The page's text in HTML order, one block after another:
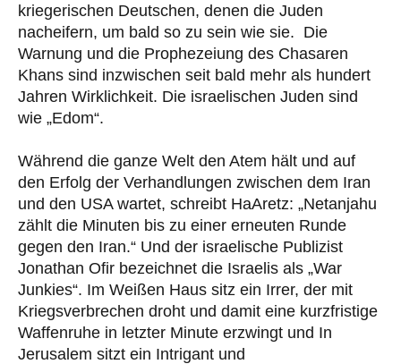
kriegerischen Deutschen, denen die Juden
nacheifern, um bald so zu sein wie sie. Die
Warnung und die Prophezeiung des Chasaren
Khans sind inzwischen seit bald mehr als hundert
Jahren Wirklichkeit. Die israelischen Juden sind
wie „Edom“.
Während die ganze Welt den Atem hält und auf
den Erfolg der Verhandlungen zwischen dem Iran
und den USA wartet, schreibt HaAretz: „Netanjahu
zählt die Minuten bis zu einer erneuten Runde
gegen den Iran.“ Und der israelische Publizist
Jonathan Ofir bezeichnet die Israelis als „War
Junkies“. Im Weißen Haus sitz ein Irrer, der mit
Kriegsverbrechen droht und damit eine kurzfristige
Waffenruhe in letzter Minute erzwingt und In
Jerusalem sitzt ein Intrigant und